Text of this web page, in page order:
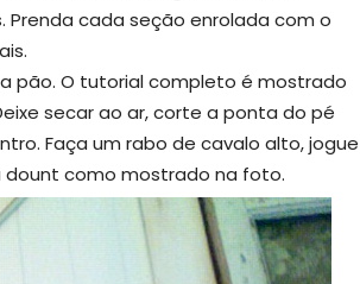
cada seção enrolada com o
pão. O tutorial completo é mostrado
secar ao ar, corte a ponta do pé
Faça um rabo de cavalo alto, jogue
dount como mostrado na foto.